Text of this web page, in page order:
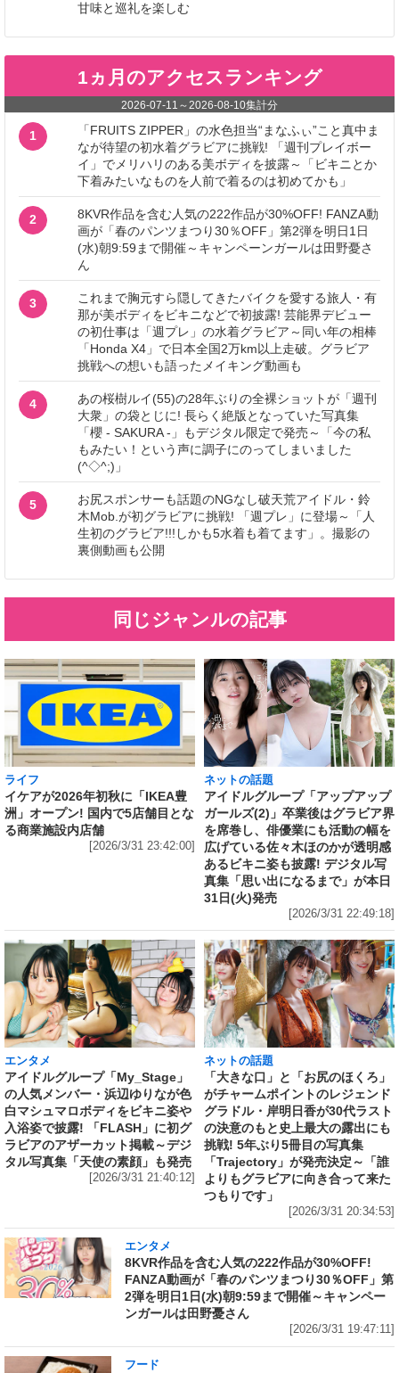
甘味と巡礼を楽しむ
1ヵ月のアクセスランキング
2026-07-11 ～2026-08-10集計分
1
「FRUITS ZIPPER」の水色担当“まなふぃ”こと真中ま
なが待望の初水着グラビアに挑戦! 「週刊プレイボー
イ」でメリハリのある美ボディを披露～「ビキニとか
下着みたいなものを人前で着るのは初めてかも」
2
8KVR作品を含む人気の222作品が30%OFF! FANZA動
画が「春のパンツまつり30％OFF」第2弾を明日1日
(水)朝9:59まで開催～キャンペーンガールは田野憂さ
ん
3
これまで胸元すら隠してきたバイクを愛する旅人・有
那が美ボディをビキニなどで初披露! 芸能界デビュー
の初仕事は「週プレ」の水着グラビア～同い年の相棒
「Honda X4」で日本全国2万km以上走破。グラビア
挑戦への想いも語ったメイキング動画も
4
あの桜樹ルイ(55)の28年ぶりの全裸ショットが「週刊
大衆」の袋とじに! 長らく絶版となっていた写真集
「櫻 - SAKURA -」もデジタル限定で発売～「今の私
もみたい！という声に調子にのってしまいました
(^◇^;)」
5
お尻スポンサーも話題のNGなし破天荒アイドル・鈴
木Mob.が初グラビアに挑戦! 「週プレ」に登場～「人
生初のグラビア!!!しかも5水着も着てます」。撮影の
裏側動画も公開
同じジャンルの記事
ライフ
イケアが2026年初秋に「IKEA豊
洲」オープン! 国内で5店舗目とな
る商業施設内店舗
[2026/3/31 23:42:00]
ネットの話題
アイドルグループ「アップアップ
ガールズ(2)」卒業後はグラビア界
を席巻し、俳優業にも活動の幅を
広げている佐々木ほのかが透明感
あるビキニ姿も披露! デジタル写
真集「思い出になるまで」が本日
31日(火)発売
[2026/3/31 22:49:18]
エンタメ
アイドルグループ「My_Stage」
の人気メンバー・浜辺ゆりなが色
白マシュマロボディをビキニ姿や
入浴姿で披露! 「FLASH」に初グ
ラビアのアザーカット掲載～デジ
タル写真集「天使の素顔」も発売
[2026/3/31 21:40:12]
ネットの話題
「大きな口」と「お尻のほくろ」
がチャームポイントのレジェンド
グラドル・岸明日香が30代ラスト
の決意のもと史上最大の露出にも
挑戦! 5年ぶり5冊目の写真集
「Trajectory」が発売決定～「誰
よりもグラビアに向き合って来た
つもりです」
[2026/3/31 20:34:53]
エンタメ
8KVR作品を含む人気の222作品が30%OFF!
FANZA動画が「春のパンツまつり30％OFF」第
2弾を明日1日(水)朝9:59まで開催～キャンペー
ンガールは田野憂さん
[2026/3/31 19:47:11]
フード